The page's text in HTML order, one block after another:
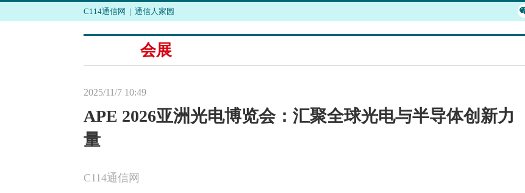
C114通信网 | 通信人家园
会展
2025/11/7 10:49
APE 2026亚洲光电博览会：汇聚全球光电与半导体创新力
量
C114通信网